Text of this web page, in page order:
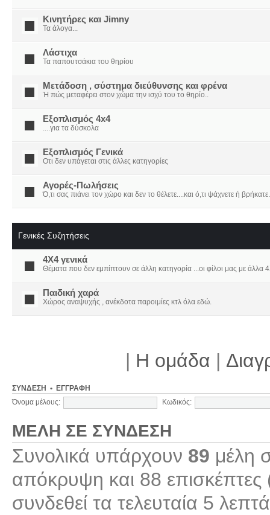
Κινητήρες και Jimny
Τα άλογα...
Λάστιχα
Τα παπουτσάκια του θηρίου
Μετάδοση , σύστημα διεύθυνσης και φρένα
Ή πώς μεταφέρει στον χώμα την ισχύ του το θηρίο..
Εξοπλισμός 4x4
....για τα δύσκολα
Εξοπλισμός Γενικά
Οτι δεν υπάγεται στις άλλες κατηγορίες
Αγορές-Πωλήσεις
Ό,τι σας πιάνει τον χώρο και δεν το θέλετε....και ό,τι ψάχνετε ή
Γενικές Συζητήσεις
4X4 γενικά
Θέματα που δεν εμπίπτουν σε άλλη κατηγορία ...οι φίλοι μας με άλλα
Παιδική χαρά
Χώρος αναψυχής , ανέκδοτα παροιμίες κτλ όλα εδώ.
| Η ομάδα |
ΣΎΝΔΕΣΗ • ΕΓΓΡΑΦΉ
Όνομα μέλους: Κωδικός:
ΜΈΛΗ ΣΕ ΣΎΝΔΕΣΗ
Συνολικά υπάρχουν 89 μέλη
απόκρυψη και 88
συνδεθεί τα τελευταία 5